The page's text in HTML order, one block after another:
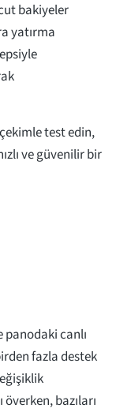
bakiyeler
yatırma
test edin,
ve güvenilir bir
panodaki canlı
fazla destek
överken, bazıları